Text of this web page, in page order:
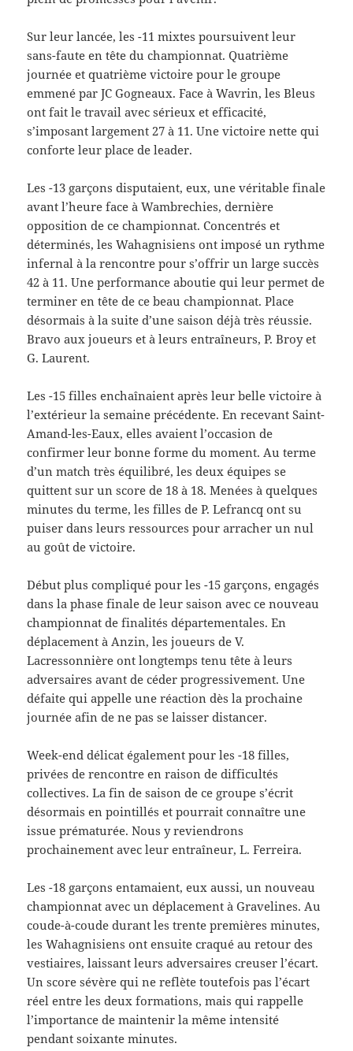
Sur leur lancée, les -11 mixtes poursuivent leur
sans-faute en tête du championnat. Quatrième
journée et quatrième victoire pour le groupe
emmené par JC Gogneaux. Face à Wavrin, les Bleus
ont fait le travail avec sérieux et efficacité,
s’imposant largement 27 à 11. Une victoire nette qui
conforte leur place de leader.
Les -13 garçons disputaient, eux, une véritable finale
avant l’heure face à Wambrechies, dernière
opposition de ce championnat. Concentrés et
déterminés, les Wahagnisiens ont imposé un rythme
infernal à la rencontre pour s’offrir un large succès
42 à 11. Une performance aboutie qui leur permet de
terminer en tête de ce beau championnat. Place
désormais à la suite d’une saison déjà très réussie.
Bravo aux joueurs et à leurs entraîneurs, P. Broy et
G. Laurent.
Les -15 filles enchaînaient après leur belle victoire à
l’extérieur la semaine précédente. En recevant Saint-
Amand-les-Eaux, elles avaient l’occasion de
confirmer leur bonne forme du moment. Au terme
d’un match très équilibré, les deux équipes se
quittent sur un score de 18 à 18. Menées à quelques
minutes du terme, les filles de P. Lefrancq ont su
puiser dans leurs ressources pour arracher un nul
au goût de victoire.
Début plus compliqué pour les -15 garçons, engagés
dans la phase finale de leur saison avec ce nouveau
championnat de finalités départementales. En
déplacement à Anzin, les joueurs de V.
Lacressonnière ont longtemps tenu tête à leurs
adversaires avant de céder progressivement. Une
défaite qui appelle une réaction dès la prochaine
journée afin de ne pas se laisser distancer.
Week-end délicat également pour les -18 filles,
privées de rencontre en raison de difficultés
collectives. La fin de saison de ce groupe s’écrit
désormais en pointillés et pourrait connaître une
issue prématurée. Nous y reviendrons
prochainement avec leur entraîneur, L. Ferreira.
Les -18 garçons entamaient, eux aussi, un nouveau
championnat avec un déplacement à Gravelines. Au
coude-à-coude durant les trente premières minutes,
les Wahagnisiens ont ensuite craqué au retour des
vestiaires, laissant leurs adversaires creuser l’écart.
Un score sévère qui ne reflète toutefois pas l’écart
réel entre les deux formations, mais qui rappelle
l’importance de maintenir la même intensité
pendant soixante minutes.